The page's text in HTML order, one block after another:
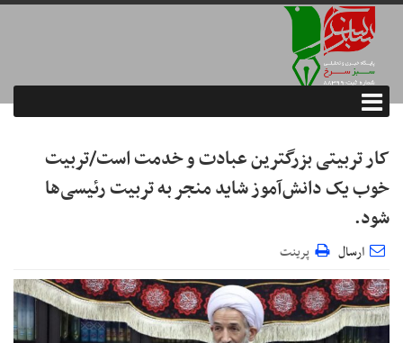
کار تربیتی بزرگترین عبادت و خدمت است/تربیت
خوب یک دانش‌آموز شاید منجر به تربیت رئیسی‌ها
شود.
ارسال پرینت